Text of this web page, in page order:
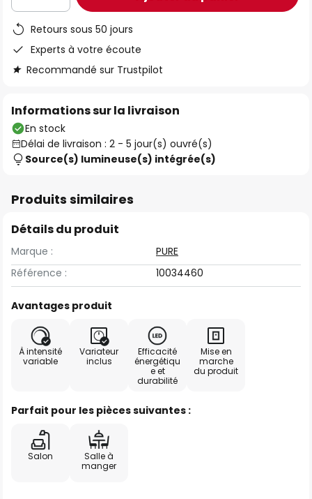
Retours sous 50 jours
Experts à votre écoute
Recommandé sur Trustpilot
Informations sur la livraison
En stock
Délai de livraison : 2 - 5 jour(s) ouvré(s)
Source(s) lumineuse(s) intégrée(s)
Produits similaires
Détails du produit
Marque :
PURE
Référence :
10034460
Avantages produit
À intensité
variable
Variateur
inclus
Efficacité
énergétiqu
e et
durabilité
Mise en
marche
du produit
Parfait pour les pièces suivantes :
Salon
Salle à
manger